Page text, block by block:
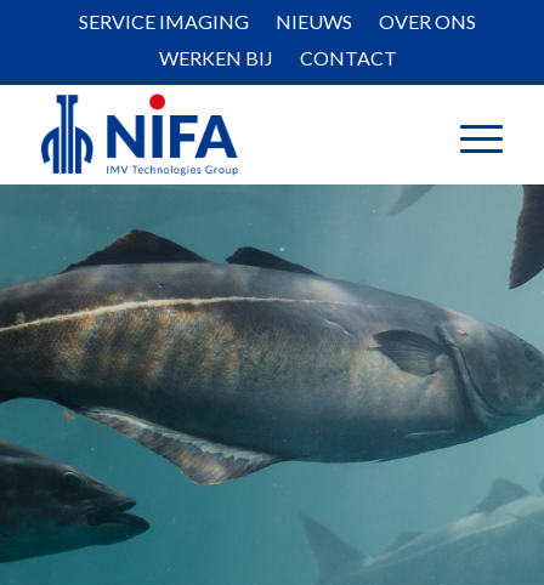
SERVICE IMAGING NIEUWS
OVER ONS
WERKEN BIJ
CONTACT
OVERIG
Naast onze hoofdcategorieën bieden we
ook oplossingen voor dieren die niet
expliciet worden uitgelicht. Met ons
uitgebreide assortiment aan
reproductietechnologie staan we klaar om